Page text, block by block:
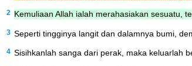
2 Kemuliaan Allah ialah merahasiakan sesuatu,
3 Seperti tingginya langit dan dalamnya bumi,
4 Sisihkanlah sanga dari perak, maka keluarlah